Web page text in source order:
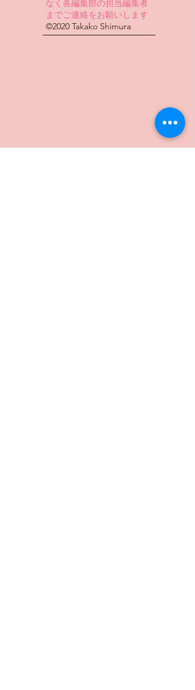
なく各編集部の担当編集者
までご連絡をお願いします
​©2020 Takako Shimura